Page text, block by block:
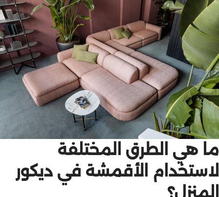
ما هي الطرق المختلفة
لاستخدام الأقمشة في ديكور
المنزل؟